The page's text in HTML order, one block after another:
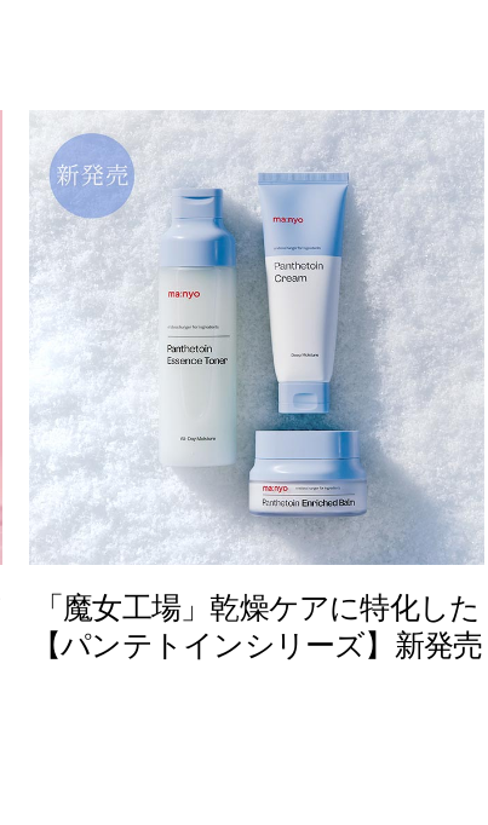
「魔女工場」乾燥ケアに特化した
【パンテトインシリーズ】新発売